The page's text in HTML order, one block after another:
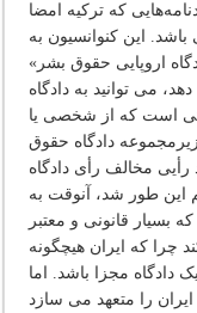
که ترکیه امضا
این کنوانسیون به
اروپایی حقوق بشر»
می توانید به دادگاه
است که از شخصی یا
دادگاه حقوق
مخالف رأی دادگاه
این طور شد، آنوقت به
بسیار قانونی و معتبر
چرا که ایران هیچگونه
دادگاه مجزا باشد. اما
را متعهد می سازد